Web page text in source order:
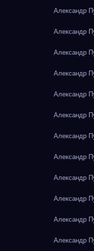
Александр
Александр
Александр
Александр
Александр
Александр
Александр
Александр
Александр
Александр
Александр
Александр